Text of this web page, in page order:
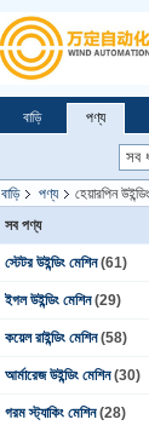
বাড়ি পণ্য
বাড়ি পণ্য
হেয়ারপিন
সব পণ্য
স্টেটর উইন্ডিং মেশিন (61)
ইগল উইন্ডিং মেশিন (29)
কয়েল রাইন্ডিং মেশিন (58)
আর্মারেজ উইন্ডিং মেশিন (30)
গরম স্ট্যাকিং মেশিন (28)